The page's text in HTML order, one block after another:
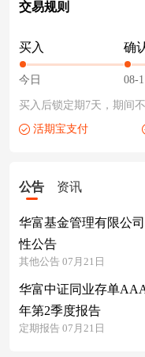
交易规则
买入
今日
确
08-
买入后锁定期7天，期间不
活期宝支付
公告 资讯
华富基金管理有限公
性公告
其他公告 07月21日
华富中证同业存单
年第2季度报告
定期报告 07月21日